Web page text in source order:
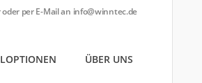
per E-Mail an info@winntec.de
ÜBER UNS